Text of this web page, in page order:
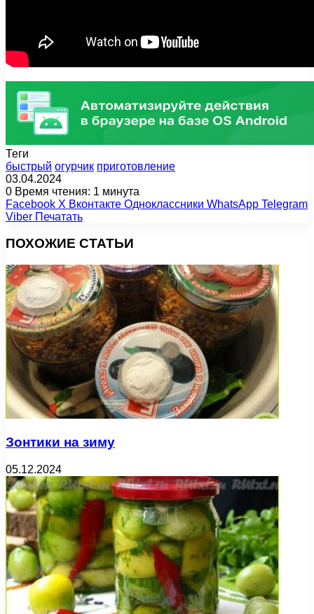
Теги
быстрый огурчик приготовление
03.04.2024
0 Время чтения: 1 минута
Facebook X Вконтакте Одноклассники WhatsApp Telegram
Viber Печатать
ПОХОЖИЕ СТАТЬИ
Зонтики на зиму
05.12.2024